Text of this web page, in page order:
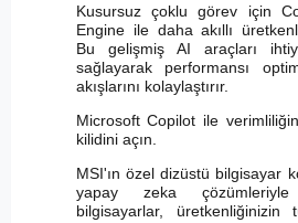
Kusursuz çoklu görev için
Engine ile daha akıllı
Bu gelişmiş AI araçları
sağlayarak performansı
akışlarını kolaylaştırır.
Microsoft Copilot ile
kilidini açın.
MSI'ın özel dizüstü bilgisayar
yapay zeka
bilgisayarlar, üretkenliğinizin